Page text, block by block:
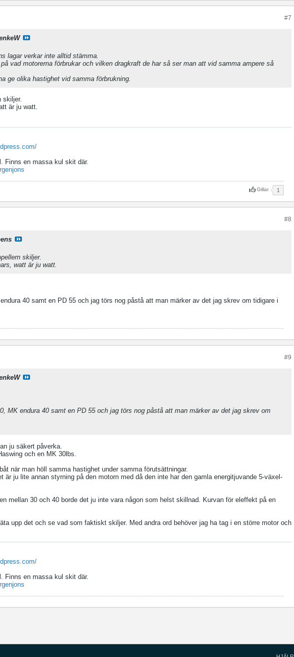
#7
lagar verkar inte alltid stämma.
vad motorerna förbrukar och vilken dragkraft de har så ser man att vid samma ampere så
ge olika hastighet vid samma förbrukning.
skiljer.
är ju watt.
Finns en massa kul skit där.
Gillar 1
#8
skiljer.
watt är ju watt.
40 samt en PD 55 och jag törs nog påstå att man märker av det jag skrev om tidigare i
#9
MK endura 40 samt en PD 55 och jag törs nog påstå att man märker av det jag skrev om
ju säkert påverka.
och en MK 30lbs.
när man höll samma hastighet under samma förutsättningar.
är ju lite annan styrning på den motorn med då den inte har den gamla energitjuvande 5-växel-
mellan 30 och 40 borde det ju inte vara någon som helst skillnad. Kurvan för eleffekt på en
upp det och se vad som faktiskt skiljer. Med andra ord behöver jag ha tag i en större motor och
Finns en massa kul skit där.